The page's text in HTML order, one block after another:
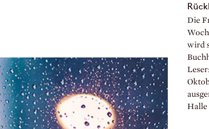
Die
wird
Halle